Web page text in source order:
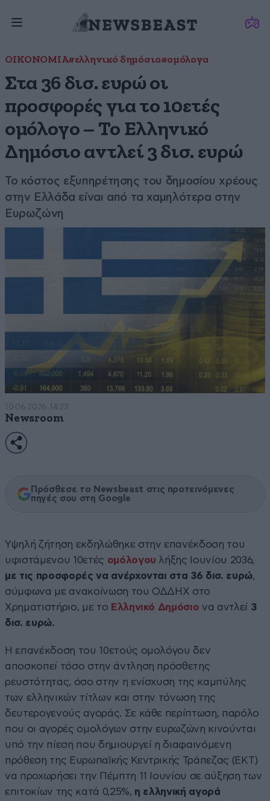
ΟΙΚΟΝΟΜΙΑ#ελληνικό δημόσιο#ομόλογα
Στα 36 δισ. ευρώ οι
προσφορές για το 10ετές
ομόλογο – Το Ελληνικό
Δημόσιο αντλεί 3 δισ. ευρώ
Το κόστος εξυπηρέτησης του δημοσίου χρέους
στην Ελλάδα είναι από τα χαμηλότερα στην
Ευρωζώνη
10·06·2026 14:23
Newsroom
Πρόσθεσε το Newsbeast στις προτεινόμενες
πηγές σου στη Google
Υψηλή ζήτηση εκδηλώθηκε στην επανέκδοση του
υφιστάμενου 10ετές ομόλογου λήξης Ιουνίου 2036,
με τις προσφορές να ανέρχονται στα 36 δισ. ευρώ,
σύμφωνα με ανακοίνωση του ΟΔΔΗΧ στο
Χρηματιστήριο, με το Ελληνικό Δημόσιο να αντλεί 3
δισ. ευρώ.
Η επανέκδοση του 10ετούς ομολόγου δεν
αποσκοπεί τόσο στην άντληση πρόσθετης
ρευστότητας, όσο στην η ενίσχυση της καμπύλης
των ελληνικών τίτλων και στην τόνωση της
δευτερογενούς αγοράς. Σε κάθε περίπτωση, παρόλο
που οι αγορές ομολόγων στην ευρωζώνη κινούνται
υπό την πίεση που δημιουργεί η διαφαινόμενη
πρόθεση της Ευρωπαϊκής Κεντρικής Τράπεζας (ΕΚΤ)
να προχωρήσει την Πέμπτη 11 Ιουνίου σε αύξηση των
επιτοκίων της κατά 0,25%, η ελληνική αγορά